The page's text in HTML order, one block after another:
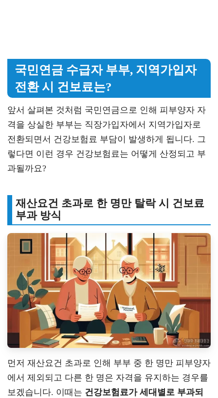
국민연금 수급자 부부, 지역가입자
전환 시 건보료는?
앞서 살펴본 것처럼 국민연금으로 인해 피부양자 자
격을 상실한 부부는 직장가입자에서 지역가입자로
전환되면서 건강보험료 부담이 발생하게 됩니다. 그
렇다면 이런 경우 건강보험료는 어떻게 산정되고 부
과될까요?
재산요건 초과로 한 명만 탈락 시 건보료
부과 방식
먼저 재산요건 초과로 인해 부부 중 한 명만 피부양자
에서 제외되고 다른 한 명은 자격을 유지하는 경우를
보겠습니다. 이때는 건강보험료가 세대별로 부과되